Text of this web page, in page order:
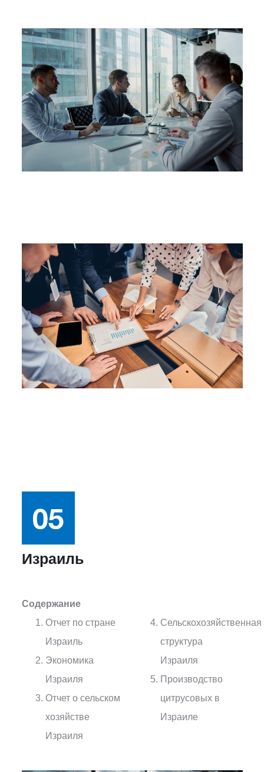
Израиль
Содержание
Отчет по стране
Израиль
Экономика
Израиля
Отчет о сельском
хозяйстве
Израиля
Сельскохозяйственная
структура
Израиля
Производство
цитрусовых в
Израиле